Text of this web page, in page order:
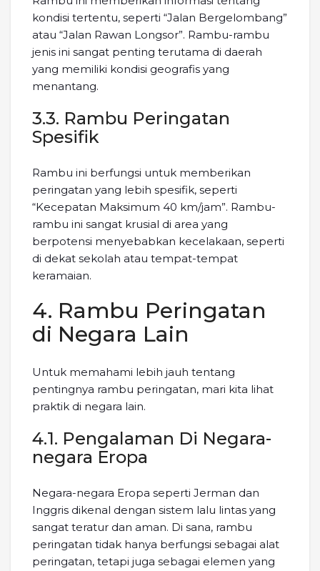
kondisi tertentu, seperti “Jalan Bergelombang”
atau “Jalan Rawan Longsor”. Rambu-rambu
jenis ini sangat penting terutama di daerah
yang memiliki kondisi geografis yang
menantang.
3.3. Rambu Peringatan
Spesifik
Rambu ini berfungsi untuk memberikan
peringatan yang lebih spesifik, seperti
“Kecepatan Maksimum 40 km/jam”. Rambu-
rambu ini sangat krusial di area yang
berpotensi menyebabkan kecelakaan, seperti
di dekat sekolah atau tempat-tempat
keramaian.
4. Rambu Peringatan
di Negara Lain
Untuk memahami lebih jauh tentang
pentingnya rambu peringatan, mari kita lihat
praktik di negara lain.
4.1. Pengalaman Di Negara-
negara Eropa
Negara-negara Eropa seperti Jerman dan
Inggris dikenal dengan sistem lalu lintas yang
sangat teratur dan aman. Di sana, rambu
peringatan tidak hanya berfungsi sebagai alat
peringatan, tetapi juga sebagai elemen yang